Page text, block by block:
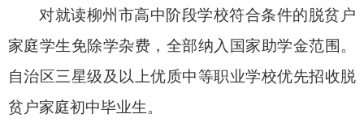
对就读柳州市高中阶段学校符合条件的脱贫户
家庭学生免除学杂费，全部纳入国家助学金范围。
自治区三星级及以上优质中等职业学校优先招收脱
贫户家庭初中毕业生。